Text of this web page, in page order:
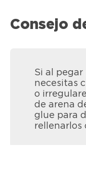
Consejo
Si al
necesitas
o
de arena
glue para
rellenarlos